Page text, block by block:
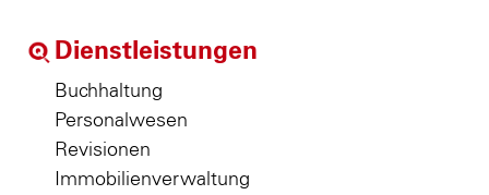
Dienstleistungen
Buchhaltung
Personalwesen
Revisionen
Immobilienverwaltung